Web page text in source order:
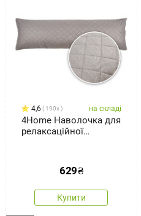
4,6 190x на складі
4Home Наволочка для
релаксаційної
629₴
Купити